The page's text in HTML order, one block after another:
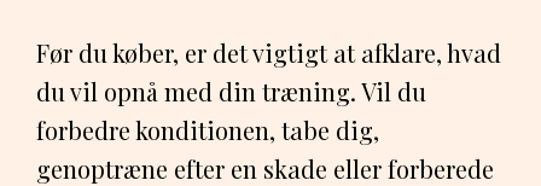
Før du køber, er det vigtigt at afklare, hvad
du vil opnå med din træning. Vil du
forbedre konditionen, tabe dig,
genoptræne efter en skade eller forberede